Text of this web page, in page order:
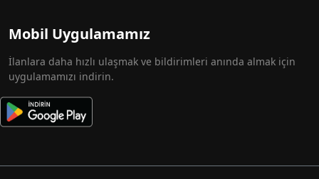
Mobil Uygulamamız
İlanlara daha hızlı ulaşmak ve bildirimleri anında almak için
uygulamamızı indirin.